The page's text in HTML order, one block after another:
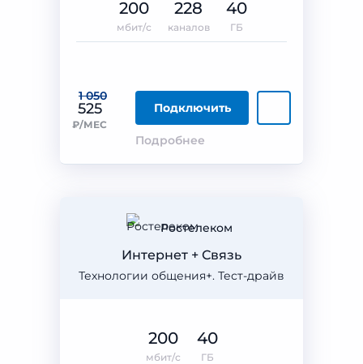
1 050
525
₽/МЕС
Подключить
Подробнее
200
мбит/с
228
каналов
40
ГБ
Ростелеком
Технологии общения+. Тест-драйв
Интернет + Связь
200
мбит/с
40
ГБ